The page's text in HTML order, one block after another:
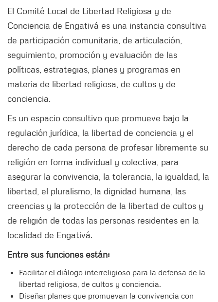
El Comité Local de Libertad Religiosa y de
Conciencia de Engativá es una instancia consultiva
de participación comunitaria, de articulación,
seguimiento, promoción y evaluación de las
políticas, estrategias, planes y programas en
materia de libertad religiosa, de cultos y de
conciencia.
Es un espacio consultivo que promueve bajo la
regulación jurídica, la libertad de conciencia y el
derecho de cada persona de profesar libremente su
religión en forma individual y colectiva, para
asegurar la convivencia, la tolerancia, la igualdad, la
libertad, el pluralismo, la dignidad humana, las
creencias y la protección de la libertad de cultos y
de religión de todas las personas residentes en la
localidad de Engativá.
Entre sus funciones están:
Facilitar el diálogo interreligioso para la defensa de la
libertad religiosa, de cultos y conciencia.
Diseñar planes que promuevan la convivencia con